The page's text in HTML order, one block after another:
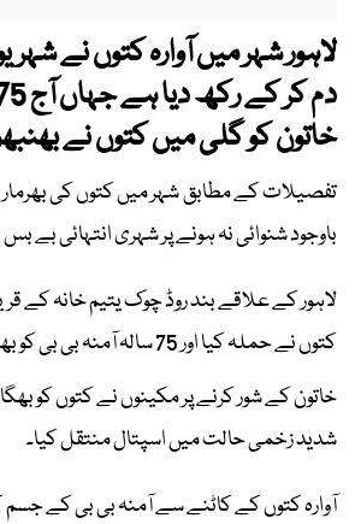
لاہور شہر میں آوارہ کتوں نے
خاتون کو گلی میں کتوں نے
تفصیلات کے مطابق شہر میں کتوں کی
باوجود شنوائی نہ ہونے پر شہری انتہائی بے
لاہور کے علاقے بند روڈ چوک یتیم خانہ کے
کتوں نے حملہ کیا اور 75 سالہ آمنہ بی بی کو بھنبھوڑ ڈالا۔
خاتون کے شور کرنے پر مکینوں نے کتوں کو
شدید زخمی حالت میں اسپتال منتقل کیا۔
آوارہ کتوں کے کاٹنے سے آمنہ بی بی کے